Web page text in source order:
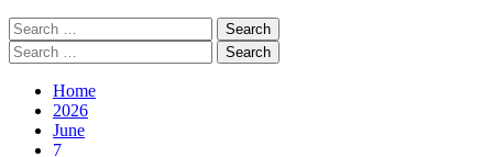
Search
for:
Search
for:
Home
2026
June
7